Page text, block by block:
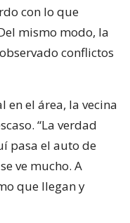
con lo que
mismo modo, la
conflictos
en el área, la vecina
“La verdad
pasa el auto de
ve mucho. A
que llegan y